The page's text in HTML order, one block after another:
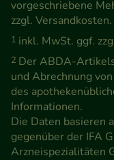
vorgeschriebene
zzgl. Versandkosten.
1 inkl. MwSt. ggf.
2 Der ABDA-
und Abrechnung
des
Informationen.
Die Daten basieren
gegenüber der IFA
Arzneispezialitäten